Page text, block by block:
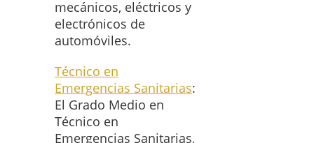
mecánicos, eléctricos y
electrónicos de
automóviles.
Técnico en
Emergencias Sanitarias:
El Grado Medio en
Técnico en
Emergencias Sanitarias,